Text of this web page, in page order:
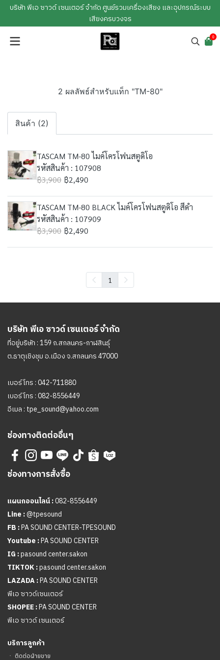
บริษัท พีเอ ซาวด์ เซนเตอร์ จำกัด ศูนย์รวมเครื่องเสียง และอุปกรณ์ระบบ
เสียงครบวงจร
0
2 ผลลัพธ์สำหรับแท็ก "TM-80"
สินค้า (2)
TASCAM TM-80 ไมค์โครโฟนสตูดิโอ
รหัสสินค้า : 107908
฿3,900 ฿2,490
TASCAM TM-80 BLACK ไมค์โครโฟนสตูดิโอ สีดำ
รหัสสินค้า : 107909
฿3,900 ฿2,490
1
บริษัท พีเอ ซาวด์ เซนเตอร์ จำกัด
ที่อยู่บริษัท : 159 ถ.สกลนคร-กาฬสินธุ์
ต.ธาตุเชิงชุม อ.เมือง จ.สกลนคร 47000
เบอร์โทร :042-711880
เบอร์โทร :082-8556449
อีเมล : tpe_sound@yahoo.com
ช่องทางติดต่ออื่นๆ
ช่องทางการสั่งซื้อ
แผนกออนไลน์ :082-8556449
Line :@tpesound
FB :PA SOUND CENTER-TPESOUND
Youtube :PA SOUND CENTER
IG :pasound center.sakon
TIKTOK :pasound center.sakon
LAZADA :PA SOUND CENTER
พีเอ ซาวด์เซนเตอร์
SHOPEE :PA SOUND CENTER
พีเอ ซาวด์ เซนเตอร์
บริการลูกค้า
ㆍ ติดต่อฝ่ายขาย